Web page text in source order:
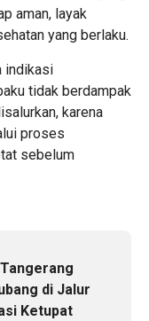
aman, layak
yang berlaku.
indikasi
tidak berdampak
karena
proses
sebelum
di Jalur
Ketupat